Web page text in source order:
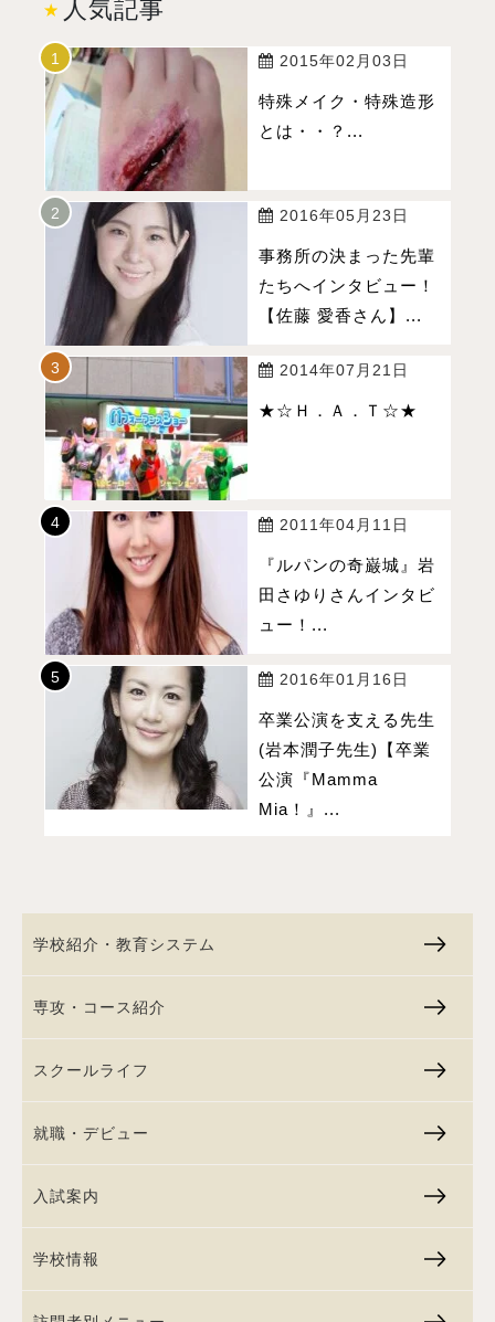
人気記事
2015年02月03日
特殊メイク・特殊造形
とは・・？...
2016年05月23日
事務所の決まった先輩
たちへインタビュー！
【佐藤 愛香さん】...
2014年07月21日
★☆Ｈ．Ａ．Ｔ☆★
2011年04月11日
『ルパンの奇巌城』岩
田さゆりさんインタビ
ュー！...
2016年01月16日
卒業公演を支える先生
(岩本潤子先生)【卒業
公演『Mamma
Mia！』...
学校紹介・教育システム
専攻・コース紹介
スクールライフ
就職・デビュー
入試案内
学校情報